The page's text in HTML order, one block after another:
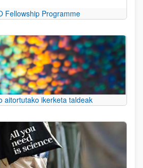
Fellowship Programme
aitortutako ikerketa taldeak